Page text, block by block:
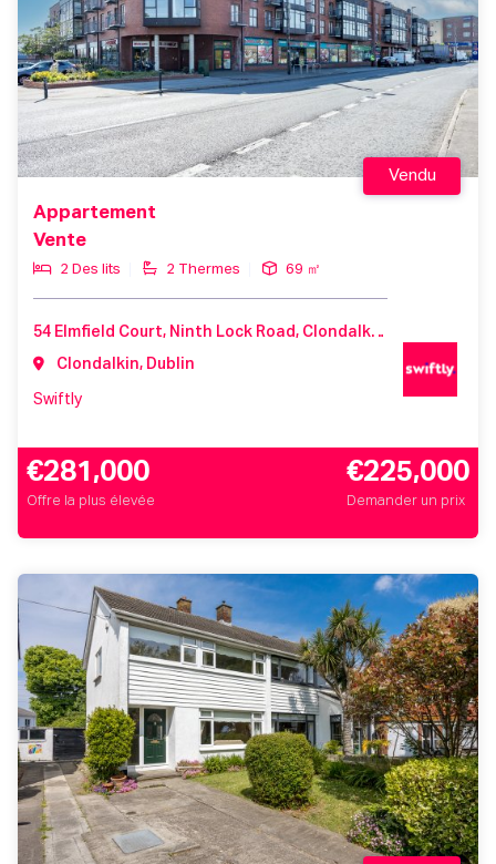
Appartement
Vente
2 Des lits 2 Thermes 69 ㎡
Vendu
54 Elmfield Court, Ninth Lock Road, Clondalkin, D22 V212, Ireland
Clondalkin, Dublin
Swiftly
€281,000
Offre la plus élevée
€225,000
Demander un prix